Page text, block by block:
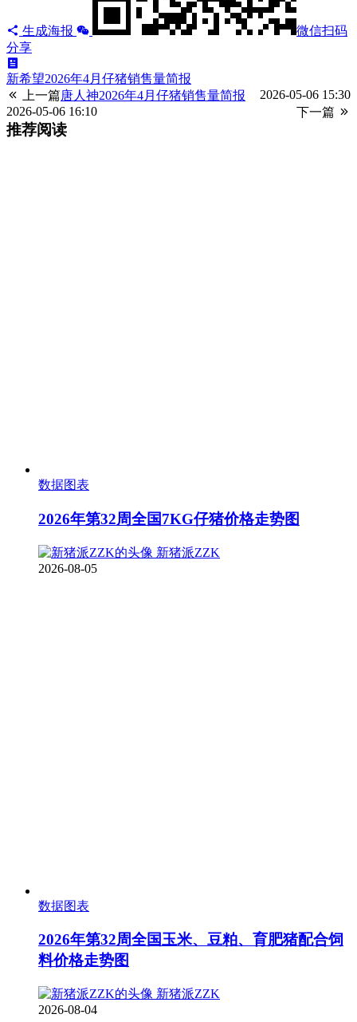
生成海报
微信扫码
分享
新希望2026年4月仔猪销售量简报
上一篇
2026-05-06 15:30
唐人神2026年4月仔猪销售量简报
下一篇
2026-05-06 16:10
推荐阅读
数据图表
2026年第32周全国7KG仔猪价格走势图
新猪派ZZK
2026-08-05
数据图表
2026年第32周全国玉米、豆粕、育肥猪配合饲
料价格走势图
新猪派ZZK
2026-08-04